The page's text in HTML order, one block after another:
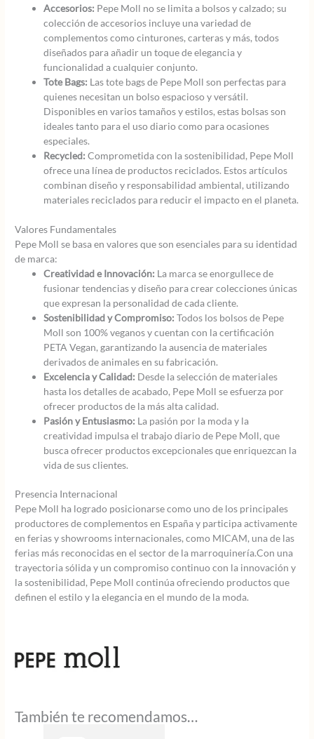
Accesorios: Pepe Moll no se limita a bolsos y calzado; su
colección de accesorios incluye una variedad de
complementos como cinturones, carteras y más, todos
diseñados para añadir un toque de elegancia y
funcionalidad a cualquier conjunto.
Tote Bags: Las tote bags de Pepe Moll son perfectas para
quienes necesitan un bolso espacioso y versátil.
Disponibles en varios tamaños y estilos, estas bolsas son
ideales tanto para el uso diario como para ocasiones
especiales.
Recycled: Comprometida con la sostenibilidad, Pepe Moll
ofrece una línea de productos reciclados. Estos artículos
combinan diseño y responsabilidad ambiental, utilizando
materiales reciclados para reducir el impacto en el planeta.
Valores Fundamentales
Pepe Moll se basa en valores que son esenciales para su identidad
de marca:
Creatividad e Innovación: La marca se enorgullece de
fusionar tendencias y diseño para crear colecciones únicas
que expresan la personalidad de cada cliente.
Sostenibilidad y Compromiso: Todos los bolsos de Pepe
Moll son 100% veganos y cuentan con la certificación
PETA Vegan, garantizando la ausencia de materiales
derivados de animales en su fabricación.
Excelencia y Calidad: Desde la selección de materiales
hasta los detalles de acabado, Pepe Moll se esfuerza por
ofrecer productos de la más alta calidad.
Pasión y Entusiasmo: La pasión por la moda y la
creatividad impulsa el trabajo diario de Pepe Moll, que
busca ofrecer productos excepcionales que enriquezcan la
vida de sus clientes.
Presencia Internacional
Pepe Moll ha logrado posicionarse como uno de los principales
productores de complementos en España y participa activamente
en ferias y showrooms internacionales, como MICAM, una de las
ferias más reconocidas en el sector de la marroquinería.Con una
trayectoria sólida y un compromiso continuo con la innovación y
la sostenibilidad, Pepe Moll continúa ofreciendo productos que
definen el estilo y la elegancia en el mundo de la moda.
También te recomendamos…